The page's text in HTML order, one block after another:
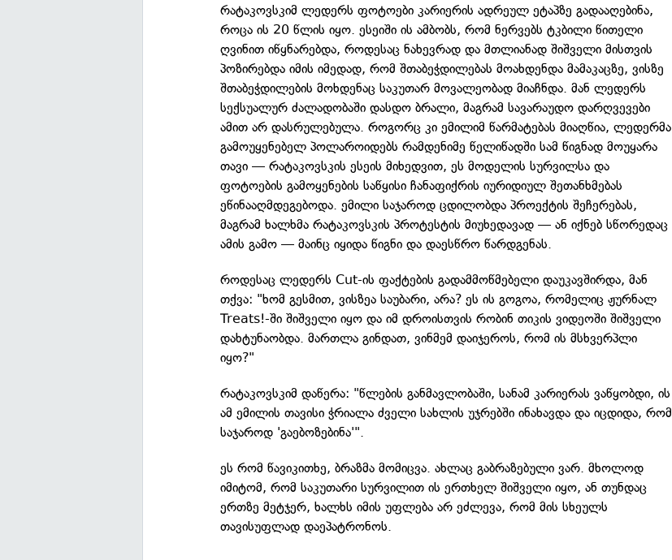
რატაკოვსკიმ ლედერს ფოტოები კარიერის ადრეულ ეტაპზე გადააღებინა,
როცა ის 20 წლის იყო. ესეიში ის ამბობს, რომ ნერვებს ტკბილი წითელი
ღვინით იწყნარებდა, როდესაც ნახევრად და მთლიანად შიშველი მისთვის
პოზირებდა იმის იმედად, რომ შთაბეჭდილებას მოახდენდა მამაკაცზე, ვისზე
შთაბეჭდილების მოხდენაც საკუთარ მოვალეობად მიაჩნდა. მან ლედერს
სექსუალურ ძალადობაში დასდო ბრალი, მაგრამ სავარაუდო დარღვევები
ამით არ დასრულებულა. როგორც კი ემილიმ წარმატებას მიაღწია, ლედერმა
გამოუყენებელ პოლაროიდებს რამდენიმე წელიწადში სამ წიგნად მოუყარა
თავი — რატაკოვსკის ესეის მიხედვით, ეს მოდელის სურვილსა და
ფოტოების გამოყენების საწყისი ჩანაფიქრის იურიდიულ შეთანხმებას
ეწინააღმდეგებოდა. ემილი საჯაროდ ცდილობდა პროექტის შეჩერებას,
მაგრამ ხალხმა რატაკოვსკის პროტესტის მიუხედავად — ან იქნებ სწორედაც
ამის გამო — მაინც იყიდა წიგნი და დაესწრო წარდგენას.
როდესაც ლედერს Cut-ის ფაქტების გადამმოწმებელი დაუკავშირდა, მან
თქვა: "ხომ გესმით, ვისზეა საუბარი, არა? ეს ის გოგოა, რომელიც ჟურნალ
Treats!-ში შიშველი იყო და იმ დროისთვის რობინ თიკის ვიდეოში შიშველი
დახტუნაობდა. მართლა გინდათ, ვინმემ დაიჯეროს, რომ ის მსხვერპლი
იყო?"
რატაკოვსკიმ დაწერა: "წლების განმავლობაში, სანამ კარიერას ვაწყობდი, ის
ამ ემილის თავისი ჭრიალა ძველი სახლის უჯრებში ინახავდა და იცდიდა, რომ
საჯაროდ 'გაებოზებინა'".
ეს რომ წავიკითხე, ბრაზმა მომიცვა. ახლაც გაბრაზებული ვარ. მხოლოდ
იმიტომ, რომ საკუთარი სურვილით ის ერთხელ შიშველი იყო, ან თუნდაც
ერთზე მეტჯერ, ხალხს იმის უფლება არ ეძლევა, რომ მის სხეულს
თავისუფლად დაეპატრონოს.